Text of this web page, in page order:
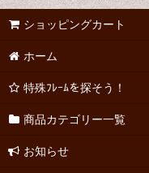
ショッピングカート
ホーム
特殊ﾌﾚｰﾑを探そう！
商品カテゴリー一覧
お知らせ